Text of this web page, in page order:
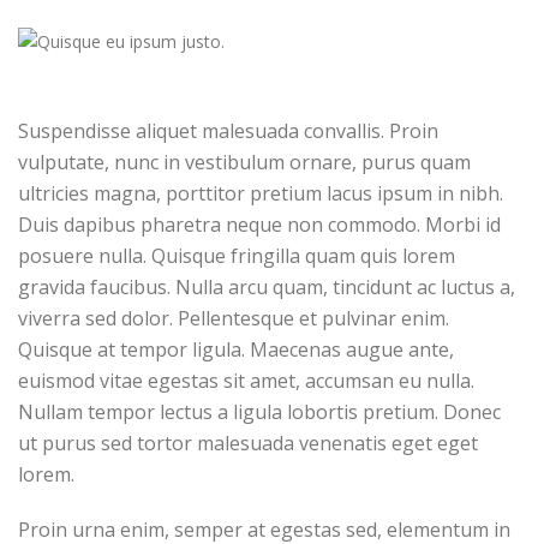
Suspendisse aliquet malesuada convallis. Proin
vulputate, nunc in vestibulum ornare, purus quam
ultricies magna, porttitor pretium lacus ipsum in nibh.
Duis dapibus pharetra neque non commodo. Morbi id
posuere nulla. Quisque fringilla quam quis lorem
gravida faucibus. Nulla arcu quam, tincidunt ac luctus a,
viverra sed dolor. Pellentesque et pulvinar enim.
Quisque at tempor ligula. Maecenas augue ante,
euismod vitae egestas sit amet, accumsan eu nulla.
Nullam tempor lectus a ligula lobortis pretium. Donec
ut purus sed tortor malesuada venenatis eget eget
lorem.
Proin urna enim, semper at egestas sed, elementum in